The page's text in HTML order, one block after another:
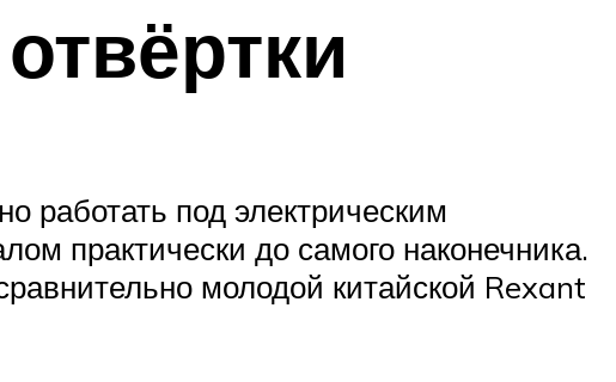
работать под электрическим
практически до самого наконечника.
молодой китайской Rexant